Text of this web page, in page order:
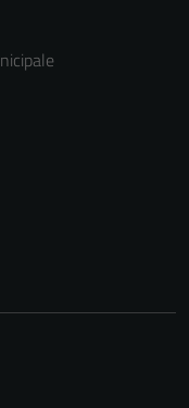
cookie
raccolgono